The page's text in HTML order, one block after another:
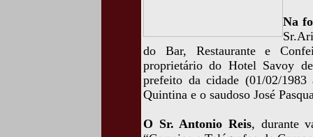
Na
do Bar, Restaurante e
proprietário do Hotel Savoy
prefeito da cidade (01/02/
Quintina e o saudoso José
O Sr. Antonio Reis, durante